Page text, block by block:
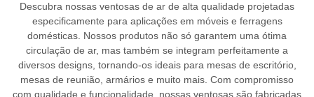
Descubra nossas ventosas de ar de alta qualidade projetadas
especificamente para aplicações em móveis e ferragens
domésticas. Nossos produtos não só garantem uma ótima
circulação de ar, mas também se integram perfeitamente a
diversos designs, tornando-os ideais para mesas de escritório,
mesas de reunião, armários e muito mais. Com compromisso
com qualidade e funcionalidade, nossas ventosas são fabricadas